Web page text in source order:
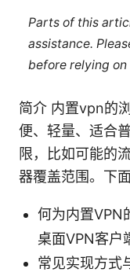
Parts of this
assistance.
before relying on
简介 内置vpn的
便、轻量、适合
限，比如可能的
器覆盖范围。下
何为内置VPN
桌面VPN客户
常见实现方式